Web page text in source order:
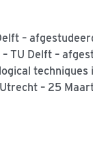
–
–TU Delft –
techniques
– 25